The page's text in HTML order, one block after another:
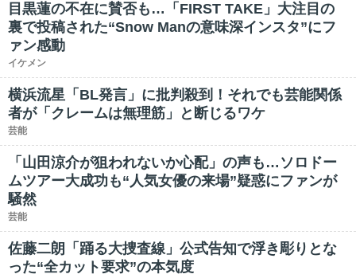
目黒蓮の不在に賛否も…「FIRST TAKE」大注目の
裏で投稿された“Snow Manの意味深インスタ”にフ
ァン感動
イケメン
横浜流星「BL発言」に批判殺到！それでも芸能関係
者が「クレームは無理筋」と断じるワケ
芸能
「山田涼介が狙われないか心配」の声も…ソロドー
ムツアー大成功も“人気女優の来場”疑惑にファンが
騒然
芸能
佐藤二朗「踊る大捜査線」公式告知で浮き彫りとな
った“全カット要求”の本気度